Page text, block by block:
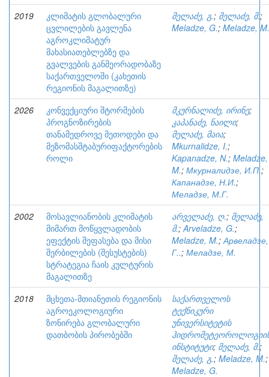
2019
კლიმატის გლობალური
ცვლილების გავლენა
აგროკლიმატურ
მახასიათებლებზე და
გვალვების განმეორადობაზე
საქართველოში (კახეთის
რეგიონის მაგალითზე)
მელაძე, გ.; მელაძე, მ.;
Meladze, G.; Meladze, M.
2026
კონვექციური შტორმების
პროგნოზირების
თანამედროვე მეთოდები და
მეზომასშტაბურიფაქტორების
როლი
მკურნალიძე, ირინე;
კაპანაძე, ნაილი;
მელაძე, მაია;
Mkurnalidze, I.;
Kapanadze, N.; Meladze,
M.; Мкурналидзе, И.П.;
Капанадзе, Н.И.;
Меладзе, М.Г.
2002
მოსავლიანობის კლიმატის
მიმართ მოწყვლადობის
ეფექტის შეფასება და მისი
შერბილების (შესუსტების)
სტრატეგია ჩაის კულტურის
მაგალითზე
არველაძე, ღ.; მელაძე,
მ.;Arveladze, G.;
Meladze, M.;Арвеладзе,
Г..; Меладзе, М.
2018
მცხეთა-მთიანეთის რეგიონის
აგროეკოლოგიური
ზონირება გლობალური
დათბობის პირობებში
საქართველოს
ტექნიკური
უნივერსიტეტის
ინსტიტუტი; მელაძე, მ.;
მელაძე, გ.; Meladze, M.;
Meladze, G.